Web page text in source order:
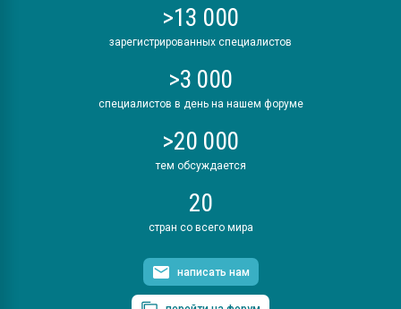
>13 000
зарегистрированных специалистов
>3 000
специалистов в день на нашем форуме
>20 000
тем обсуждается
20
стран со всего мира
написать нам